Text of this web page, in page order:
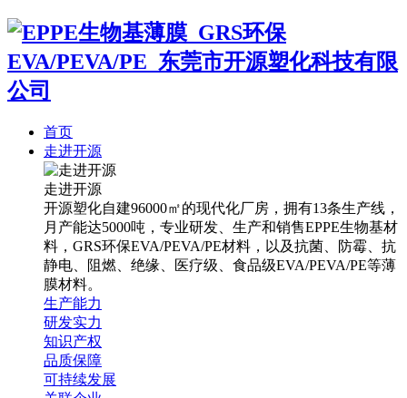
首页
走进开源
走进开源
开源塑化自建96000㎡的现代化厂房，拥有13条生产线，
月产能达5000吨，专业研发、生产和销售EPPE生物基材
料，GRS环保EVA/PEVA/PE材料，以及抗菌、防霉、抗
静电、阻燃、绝缘、医疗级、食品级EVA/PEVA/PE等薄
膜材料。
生产能力
研发实力
知识产权
品质保障
可持续发展